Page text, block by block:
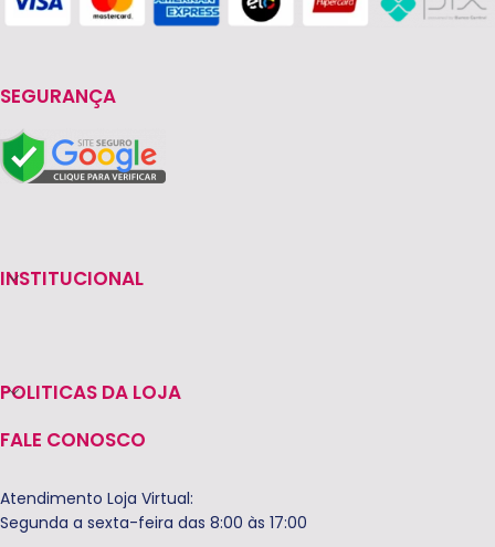
SEGURANÇA
INSTITUCIONAL
POLITICAS DA LOJA
FALE CONOSCO
Atendimento Loja Virtual:
Segunda a sexta-feira das 8:00 às 17:00